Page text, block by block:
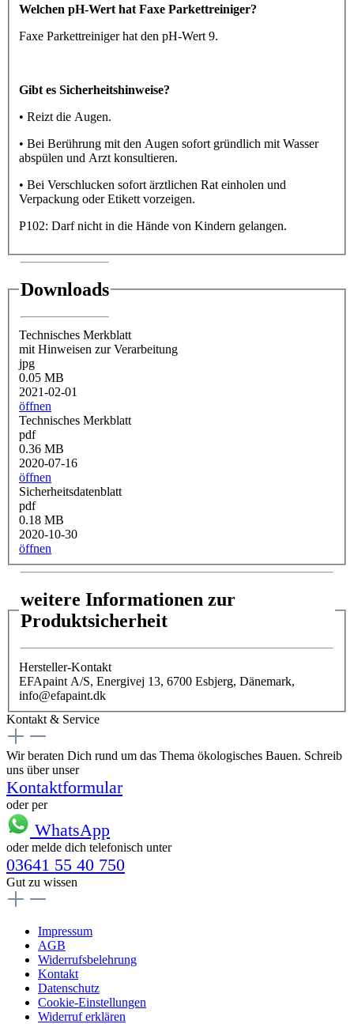
Welchen pH-Wert hat Faxe Parkettreiniger?
Faxe Parkettreiniger hat den pH-Wert 9.
Gibt es Sicherheitshinweise?
• Reizt die Augen.
• Bei Berührung mit den Augen sofort gründlich mit Wasser
abspülen und Arzt konsultieren.
• Bei Verschlucken sofort ärztlichen Rat einholen und
Verpackung oder Etikett vorzeigen.
P102: Darf nicht in die Hände von Kindern gelangen.
Downloads
Technisches Merkblatt
mit Hinweisen zur Verarbeitung
jpg
0.05 MB
2021-02-01
öffnen
Technisches Merkblatt
pdf
0.36 MB
2020-07-16
öffnen
Sicherheitsdatenblatt
pdf
0.18 MB
2020-10-30
öffnen
weitere Informationen zur
Produktsicherheit
Hersteller-Kontakt
EFApaint A/S, Energivej 13, 6700 Esbjerg, Dänemark,
info@efapaint.dk
Kontakt & Service
Wir beraten Dich rund um das Thema ökologisches Bauen. Schreib
uns über unser
Kontaktformular
oder per
WhatsApp
oder melde dich telefonisch unter
03641 55 40 750
Gut zu wissen
Impressum
AGB
Widerrufsbelehrung
Kontakt
Datenschutz
Cookie-Einstellungen
Widerruf erklären